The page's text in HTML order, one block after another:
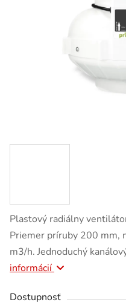
Plastový radiálny
Priemer príruby 200 mm,
m3/h. Jednoduchý
informácií
Dostupnosť